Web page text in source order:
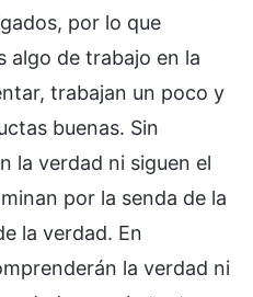
por lo que
algo de trabajo en la
trabajan un poco y
buenas. Sin
la verdad ni siguen el
por la senda de la
la verdad. En
la verdad ni